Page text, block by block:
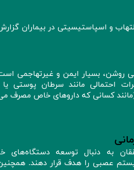
و اسپاستیسیتی در بیماران
احتمالی مانند سرطان پوستی
کسانی که داروهای خاص مصرف
به دنبال توسعه دستگاه‌های
عصبی را هدف قرار دهند.